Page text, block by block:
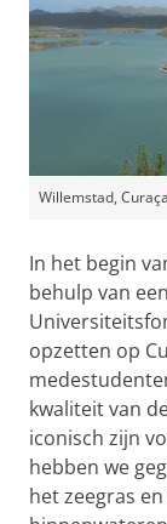
Willemstad,
In het begin
behulp van
opzetten op
kwaliteit van
iconisch zijn
hebben we
het zeegras